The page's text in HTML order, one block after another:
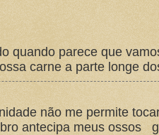
quando parece que
carne a parte longe
não me permite
antecipa meus ossos